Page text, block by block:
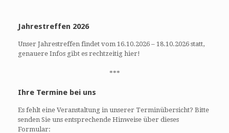
Jahrestreffen 2026
Unser Jahrestreffen findet vom 16.10.2026 – 18.10.2026 statt,
genauere Infos gibt es rechtzeitig hier!
***
Ihre Termine bei uns
Es fehlt eine Veranstaltung in unserer Terminübersicht? Bitte
senden Sie uns entsprechende Hinweise über dieses
Formular: